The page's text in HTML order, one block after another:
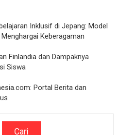
Inklusif di Jepang: Model
Keberagaman
Finlandia dan Dampaknya
Siswa
Portal Berita dan